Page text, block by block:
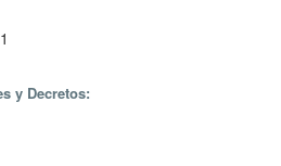
y Decretos: